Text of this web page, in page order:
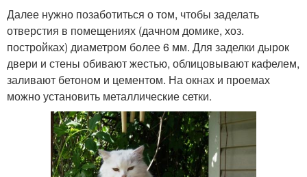
Далее нужно позаботиться о том, чтобы заделать
отверстия в помещениях (дачном домике, хоз.
постройках) диаметром более 6 мм. Для заделки дырок
двери и стены обивают жестью, облицовывают кафелем,
заливают бетоном и цементом. На окнах и проемах
можно установить металлические сетки.